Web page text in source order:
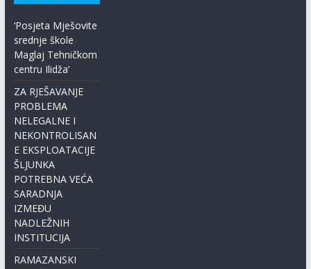
‘Posjeta Mješovite
srednje škole
Maglaj Tehničkom
centru Ilidža’
ZA RJEŠAVANJE
PROBLEMA
NELEGALNE I
NEKONTROLISAN
E EKSPLOATACIJE
ŠLJUNKA
POTREBNA VEĆA
SARADNJA
IZMEĐU
NADLEŽNIH
INSTITUCIJA
RAMAZANSKI